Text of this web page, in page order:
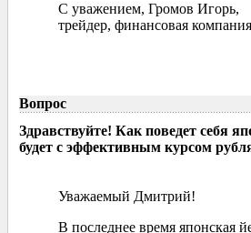
С уважением, Громов Игорь,
трейдер, финансовая
Вопрос
Здравствуйте! Как поведет себя
будет с эффективным курсом
Уважаемый Дмитрий!
В последнее время